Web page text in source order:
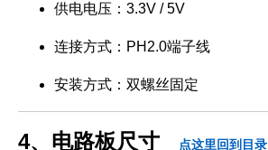
供电电压：3.3V / 5V
连接方式：PH2.0端子线
安装方式：双螺丝固定
4、电路板尺寸 点这里回到目录